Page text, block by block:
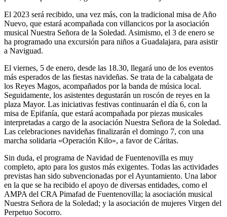
El 2023 será recibido, una vez más, con la tradicional misa de Año
Nuevo, que estará acompañada con villancicos por la asociación
musical Nuestra Señora de la Soledad. Asimismo, el 3 de enero se
ha programado una excursión para niños a Guadalajara, para asistir
a Naviguad.
El viernes, 5 de enero, desde las 18.30, llegará uno de los eventos
más esperados de las fiestas navideñas. Se trata de la cabalgata de
los Reyes Magos, acompañados por la banda de música local.
Seguidamente, los asistentes degustarán un roscón de reyes en la
plaza Mayor. Las iniciativas festivas continuarán el día 6, con la
misa de Epifanía, que estará acompañada por piezas musicales
interpretadas a cargo de la asociación Nuestra Señora de la Soledad.
Las celebraciones navideñas finalizarán el domingo 7, con una
marcha solidaria «Operación Kilo», a favor de Cáritas.
Sin duda, el programa de Navidad de Fuentenovilla es muy
completo, apto para los gustos más exigentes. Todas las actividades
previstas han sido subvencionadas por el Ayuntamiento. Una labor
en la que se ha recibido el apoyo de diversas entidades, como el
AMPA del CRA Pimafad de Fuentenovilla; la asociación musical
Nuestra Señora de la Soledad; y la asociación de mujeres Virgen del
Perpetuo Socorro.